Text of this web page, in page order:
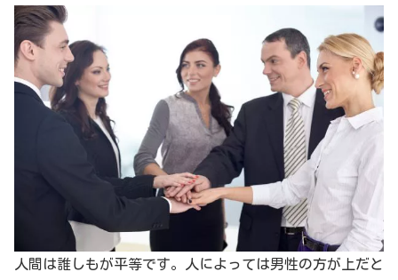
人間は誰しもが平等です。人によっては男性の方が上だと